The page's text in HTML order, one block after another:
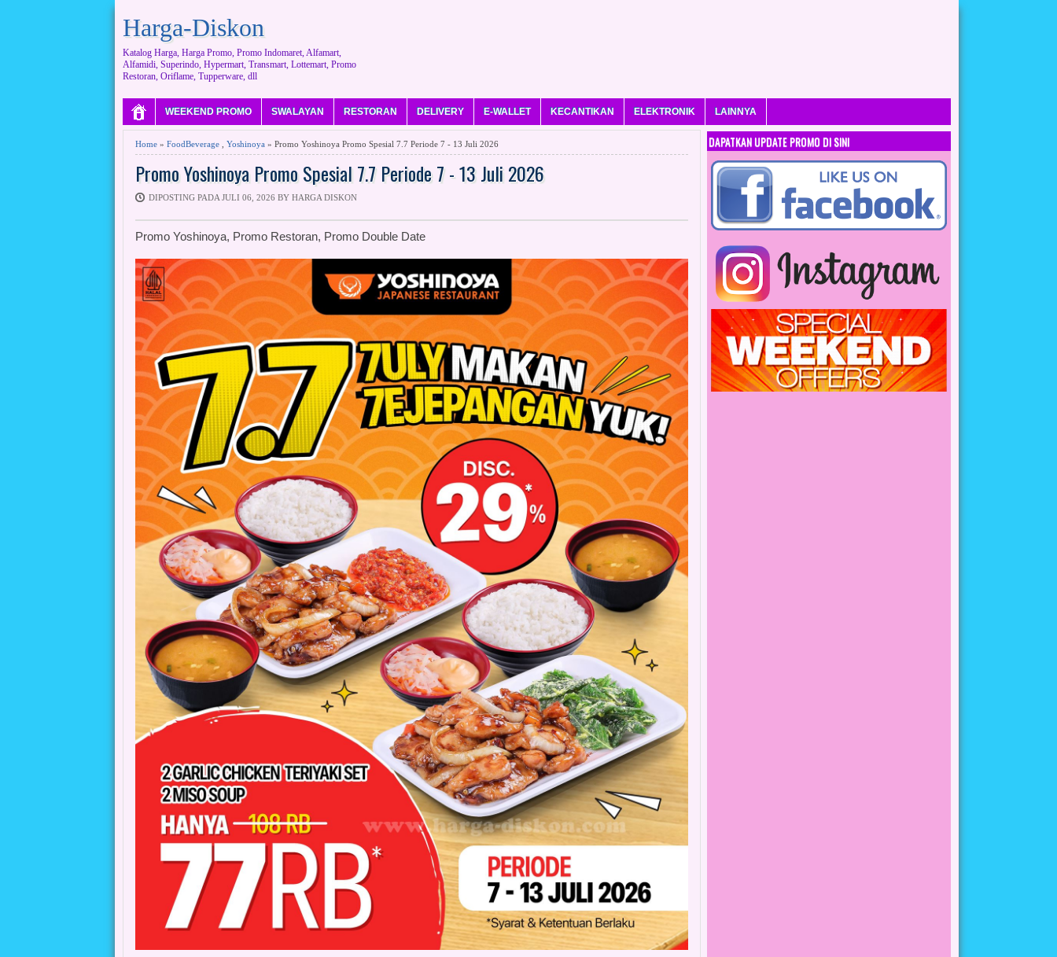
Harga-Diskon
Katalog Harga, Harga Promo, Promo Indomaret, Alfamart,
Alfamidi, Superindo, Hypermart, Transmart, Lottemart, Promo
Restoran, Oriflame, Tupperware, dll
WEEKEND PROMO SWALAYAN RESTORAN DELIVERY E-WALLET KECANTIKAN ELEKTRONIK LAINNYA
Home» FoodBeverage, Yoshinoya» Promo Yoshinoya Promo Spesial 7.7 Periode 7 - 13 Juli 2026
Promo Yoshinoya Promo Spesial 7.7 Periode 7 - 13 Juli 2026
DIPOSTING PADA JULI 06, 2026 BY HARGA DISKON
Promo Yoshinoya, Promo Restoran, Promo Double Date
DAPATKAN UPDATE PROMO DI SINI